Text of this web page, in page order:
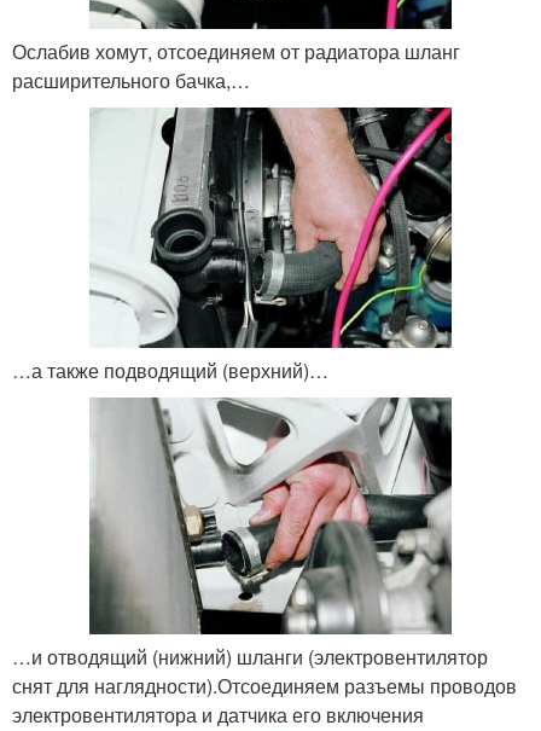
Ослабив хомут, отсоединяем от радиатора шланг
расширительного бачка,…
…а также подводящий (верхний)…
…и отводящий (нижний) шланги (электровентилятор
снят для наглядности).Отсоединяем разъемы проводов
электровентилятора и датчика его включения